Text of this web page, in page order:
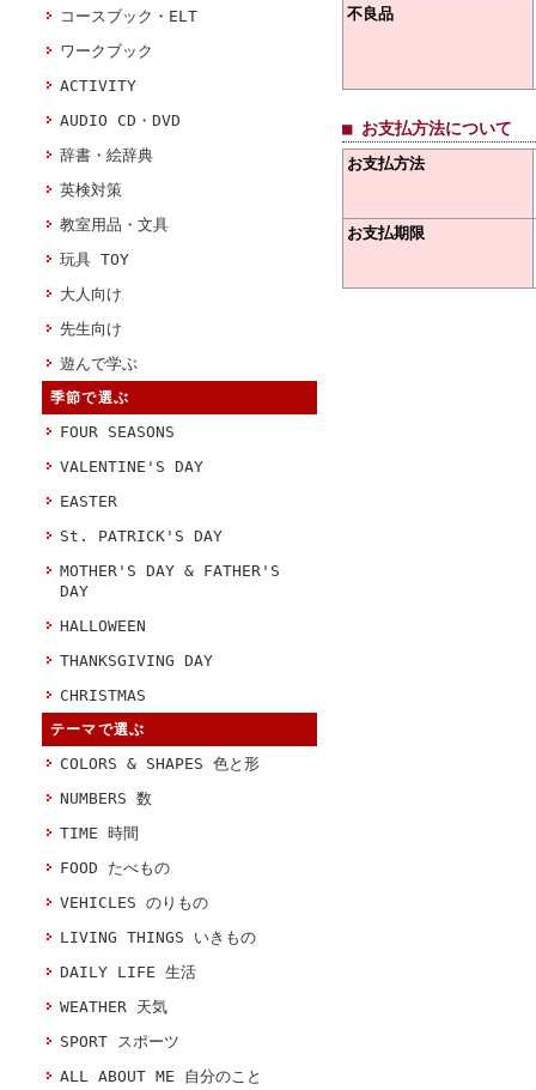
コースブック・ELT
ワークブック
ACTIVITY
AUDIO CD・DVD
辞書・絵辞典
英検対策
教室用品・文具
玩具 TOY
大人向け
先生向け
遊んで学ぶ
季節で選ぶ
FOUR SEASONS
VALENTINE'S DAY
EASTER
St. PATRICK'S DAY
MOTHER'S DAY & FATHER'S
DAY
HALLOWEEN
THANKSGIVING DAY
CHRISTMAS
テーマで選ぶ
COLORS & SHAPES 色と形
NUMBERS 数
TIME 時間
FOOD たべもの
VEHICLES のりもの
LIVING THINGS いきもの
DAILY LIFE 生活
WEATHER 天気
SPORT スポーツ
ALL ABOUT ME 自分のこと
不良品
■ お支払方法について
お支払方法
お支払期限